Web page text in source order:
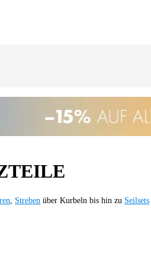
, Streben über Kurbeln bis hin zu Seilsets